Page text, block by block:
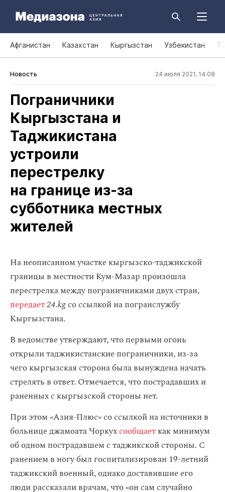
Афганистан Казахстан Кыргызстан Узбекистан
Новость 24 июля 2021, 14:08
Пограничники
Кыргызстана и
Таджикистана
устроили
перестрелку
на границе из‑за
субботника местных
жителей
На неописанном участке кыргызско-таджикской
границы в местности Кум-Мазар произошла
перестрелка между пограничниками двух стран,
передает24.kgсо ссылкой на погранслужбу
Кыргызстана.
В ведомстве утверждают, что первыми огонь
открыли таджикистанские пограничники, из-за
чего кыргызская сторона была вынуждена начать
стрелять в ответ. Отмечается, что пострадавших и
раненных с кыргызской стороны нет.
При этом «Азия-Плюс» со ссылкой на источники в
больнице джамоата Чоркухсообщаеткак минимум
об одном пострадавшем с таджикской стороны. С
ранением в ногу был госпитализирован 19-летний
таджикский военный, однако доставившие его
люди рассказали врачам, что «он сам случайно